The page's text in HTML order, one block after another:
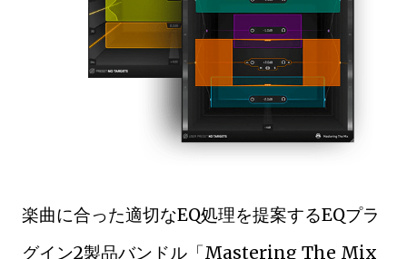
楽曲に合った適切なEQ処理を提案するEQプラ
グイン2製品バンドル「Mastering The Mix